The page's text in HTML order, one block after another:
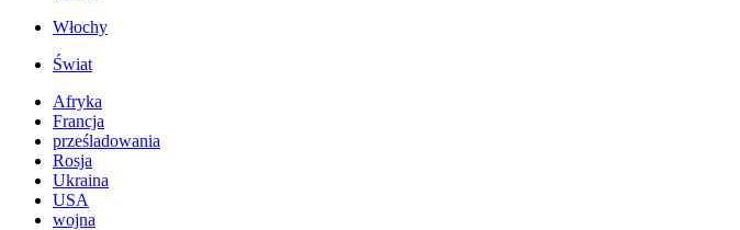
Włochy
Świat
Afryka
Francja
prześladowania
Rosja
Ukraina
USA
wojna